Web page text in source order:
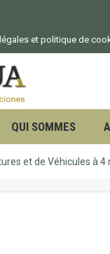
et politique de
QUI SOMMES
et de Véhicules à 4